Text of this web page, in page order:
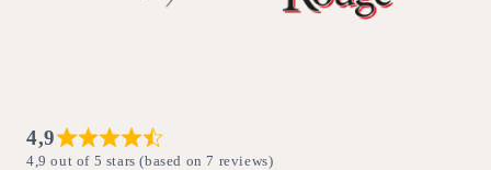
4,9
4,9 out of 5 stars (based on 7 reviews)